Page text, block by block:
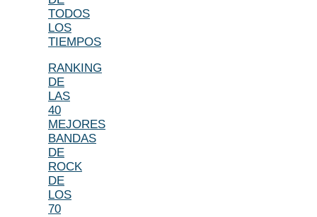
TODOS
LOS
TIEMPOS
RANKING
DE
LAS
40
MEJORES
BANDAS
DE
ROCK
DE
LOS
70